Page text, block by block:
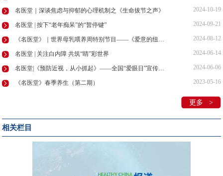
名医堂｜深谈焦虑与抑郁的心理机制之《生命拔节之声》 2024-10-19
名医堂 | 按下“老年痴呆”的“暂停键” 2024-09-21
《名医堂》｜世界母乳喂养周特别节目——《爱意的纽带》 2024-08-12
名医堂 | 关注白内障 共筑“睛”彩世界 2024-06-14
名医堂|《预防近视，从小抓起》——全国“爱眼日”宣传教育周 2024-06-06
《名医堂》春季养生（第二期） 2023-05-16
更多 >
相关栏目